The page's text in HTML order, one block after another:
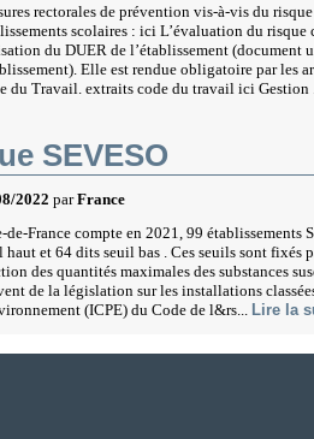
rectorales de prévention vis-à-vis du
scolaires : ici L’évaluation du
du DUER de l’établissement (document
Elle est rendue obligatoire par les
du Travail. extraits code du travail ici Gestion
SEVESO
2022 parFrance
de-France compte en 2021, 99 établissements
haut et 64 dits seuil bas . Ces seuils sont fixés
des quantités maximales des substances
de la législation sur les installations
(ICPE) du Code de l&rs... Lire la